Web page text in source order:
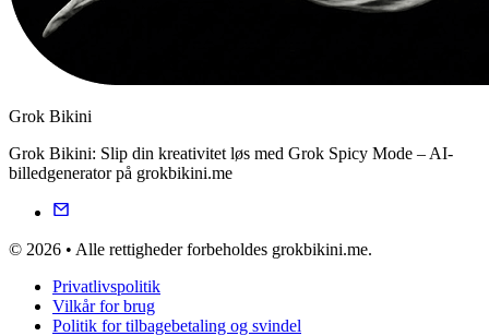
Grok Bikini
Grok Bikini: Slip din kreativitet løs med Grok Spicy Mode – AI-
billedgenerator på grokbikini.me
© 2026 • Alle rettigheder forbeholdes grokbikini.me.
Privatlivspolitik
Vilkår for brug
Politik for tilbagebetaling og svindel